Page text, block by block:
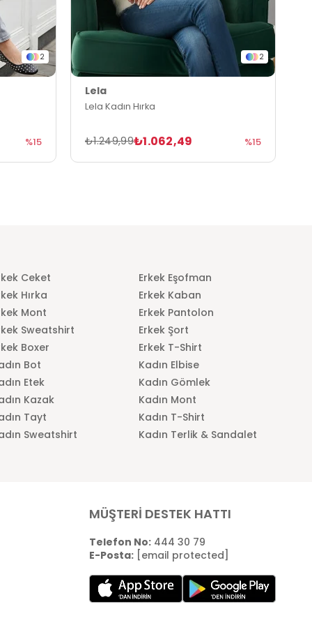
2
%15
2
Lela
Lela Kadın Hırka
₺1.062,49
₺1.249,99 %15
Ceket
Erkek Eşofman
Hırka
Erkek Kaban
Mont
Erkek Pantolon
Sweatshirt
Erkek Şort
Boxer
Erkek T-Shirt
Bot
Kadın Elbise
Etek
Kadın Gömlek
Kazak
Kadın Mont
Tayt
Kadın T-Shirt
Sweatshirt Kadın Terlik & Sandalet
MÜŞTERİ DESTEK HATTI
Telefon No:444 30 79
E-Posta: [email protected]